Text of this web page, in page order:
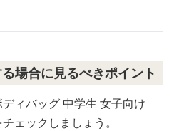
場合に見るべきポイント
ィバッグ 中学生 女子向け
ェックしましょう。